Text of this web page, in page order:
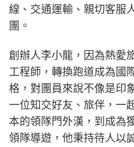
線、交通運輸、親切客服
團。
創辦人李小龍，因為熱愛
工程師，轉換跑道成為國
格，對團員來說不像是印
一位知交好友、旅伴，一
本的領隊門外漢，到成為
領隊導遊，他秉持待人以